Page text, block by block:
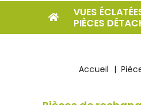
VUES
PIÈCES
Accueil